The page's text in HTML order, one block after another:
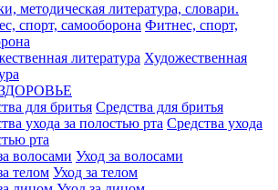
методическая литература, словари.
Фитнес, спорт,
Художественная
Средства для бритья
Средства ухода
рта
Уход за волосами
Уход за телом